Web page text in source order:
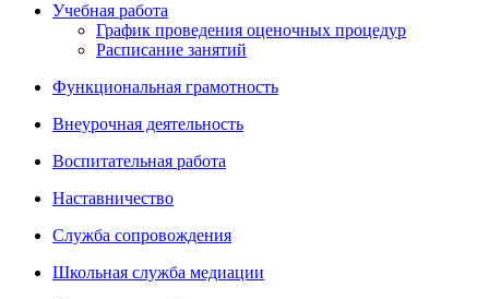
Учебная работа
График проведения оценочных процедур
Расписание занятий
Функциональная грамотность
Внеурочная деятельность
Воспитательная работа
Наставничество
Служба сопровождения
Школьная служба медиации